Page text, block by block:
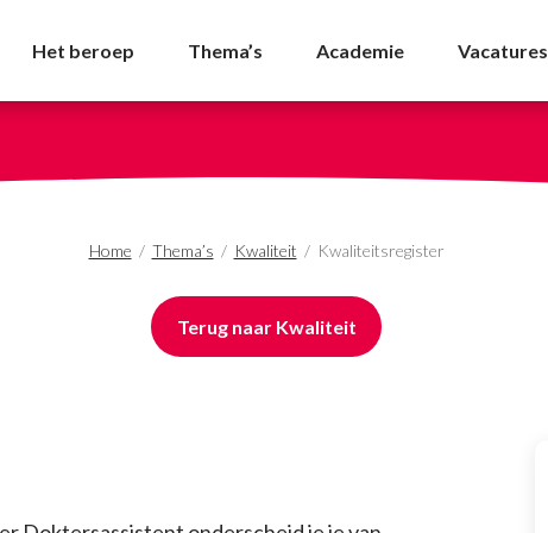
Het beroep Thema’s Academie Vacatures
Home / Thema’s / Kwaliteit / Kwaliteitsregister
Terug naar Kwaliteit